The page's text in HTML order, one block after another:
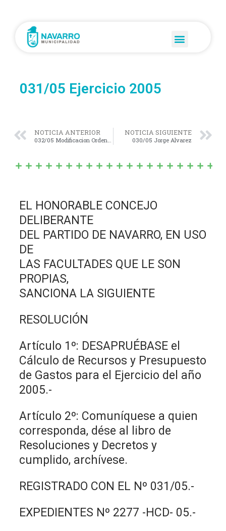
031/05 Ejercicio 2005
NOTICIA ANTERIOR
032/05 Modificacion Ordenanza Fiscal vigente
NOTICIA SIGUIENTE
030/05 Jorge Alvarez
EL HONORABLE CONCEJO
DELIBERANTE
DEL PARTIDO DE NAVARRO, EN USO
DE
LAS FACULTADES QUE LE SON
PROPIAS,
SANCIONA LA SIGUIENTE
RESOLUCIÓN
Artículo 1º: DESAPRUÉBASE el
Cálculo de Recursos y Presupuesto
de Gastos para el Ejercicio del año
2005.-
Artículo 2º: Comuníquese a quien
corresponda, dése al libro de
Resoluciones y Decretos y
cumplido, archívese.
REGISTRADO CON EL Nº 031/05.-
EXPEDIENTES Nº 2277 -HCD- 05.-